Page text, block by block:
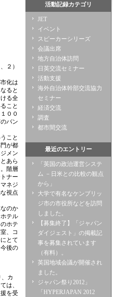
２）
化は
ると
る全
こと
００
バン
こと
が都
メン
あら
階層
ナー
ネジ
視点
のか
テル
ホテ
、コ
とて
後の
カ
は、
を受
活動記録カテゴリ
JET
イベント
スピーカーシリーズ
会議出席
地方自治体訪問
日英交流セミナー
活動支援
海外自治体幹部交流協力
セミナー
経済交流
調査
都市間交流
最近のエントリー
「英国の政治運営システ
ム －日米との比較の観点
から」
大学で有名なケンブリッ
ジ市の市役所などを訪問
しました。
【募集終了】「ジャパン
ダイジェスト」の掲載記
事を募集されています
（有料）。
英国地域会議が開催され
ました。
ジャパン祭り2012」
「HYPERJAPAN 2012